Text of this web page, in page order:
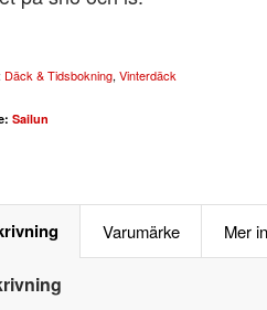
Däck & Tidsbokning,Vinterdäck
Sailun
Varumärke Mer